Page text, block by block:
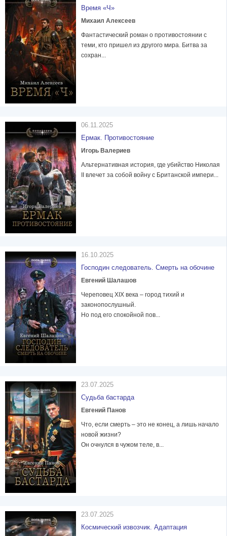
Время «Ч»
Михаил Алексеев
Фантастический роман о противостоянии с
теми, кто пришел из другого мира. Битва за
сохран...
06.11.2025
Ермак. Противостояние
Игорь Валериев
Альтернативная история, где убийство Николая
II влечет за собой войну с Британской импери...
16.10.2025
Господин следователь. Смерть на обочине
Евгений Шалашов
Череповец XIX века – город тихий и
законопослушный.
Но под его спокойной пов...
23.07.2025
Судьба бастарда
Евгений Панов
Что, если смерть – это не конец, а лишь начало
новой жизни?
Он очнулся в чужом теле, в...
23.07.2025
Космический извозчик. Адаптация